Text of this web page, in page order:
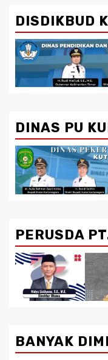
DISDIKBUD
DINAS PU
PERUSDA
BANYAK